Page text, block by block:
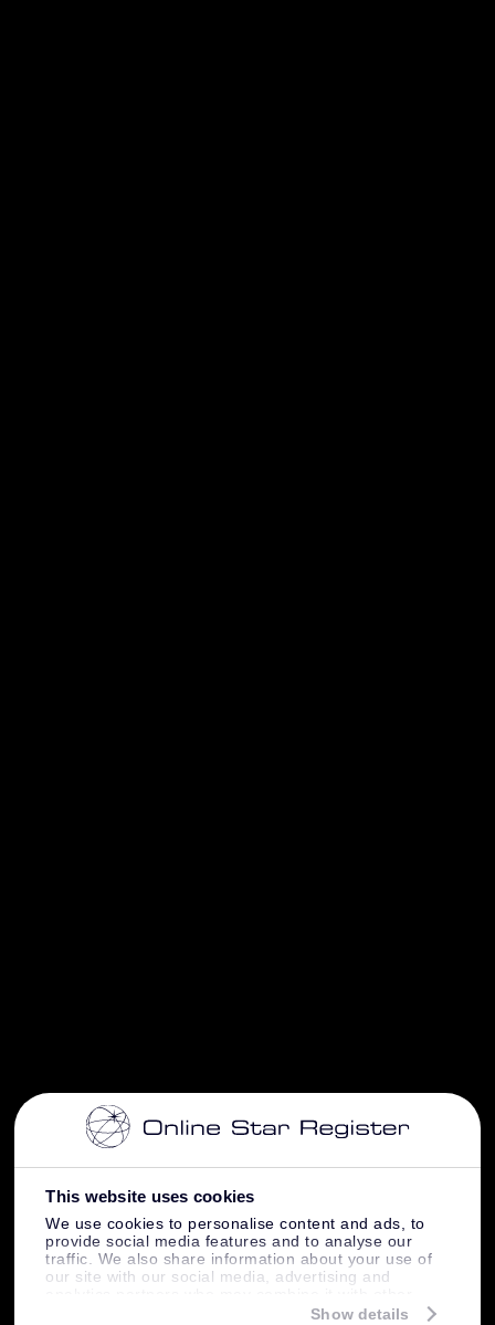
This website uses cookies
We use cookies to personalise content and ads, to
provide social media features and to analyse our
traffic. We also share information about your use of
our site with our social media, advertising and
information that you’ve provided to them or that
Show details